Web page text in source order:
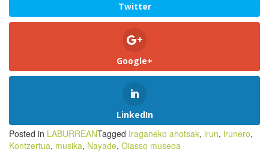
Twitter
Google+
LinkedIn
Posted in LABURREANTagged Iraganeko ahotsak, irun, irunero,
Kontzertua, musika, Nayade, Oiasso museoa